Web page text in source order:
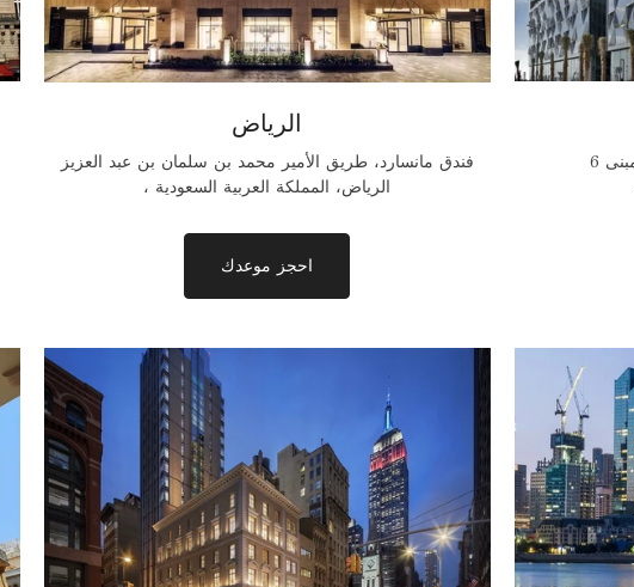
الرياض
فندق مانسارد، طريق الأمير محمد بن سلمان بن عبد العزيز
، الرياض، المملكة العربية السعودية
احجز موعدك